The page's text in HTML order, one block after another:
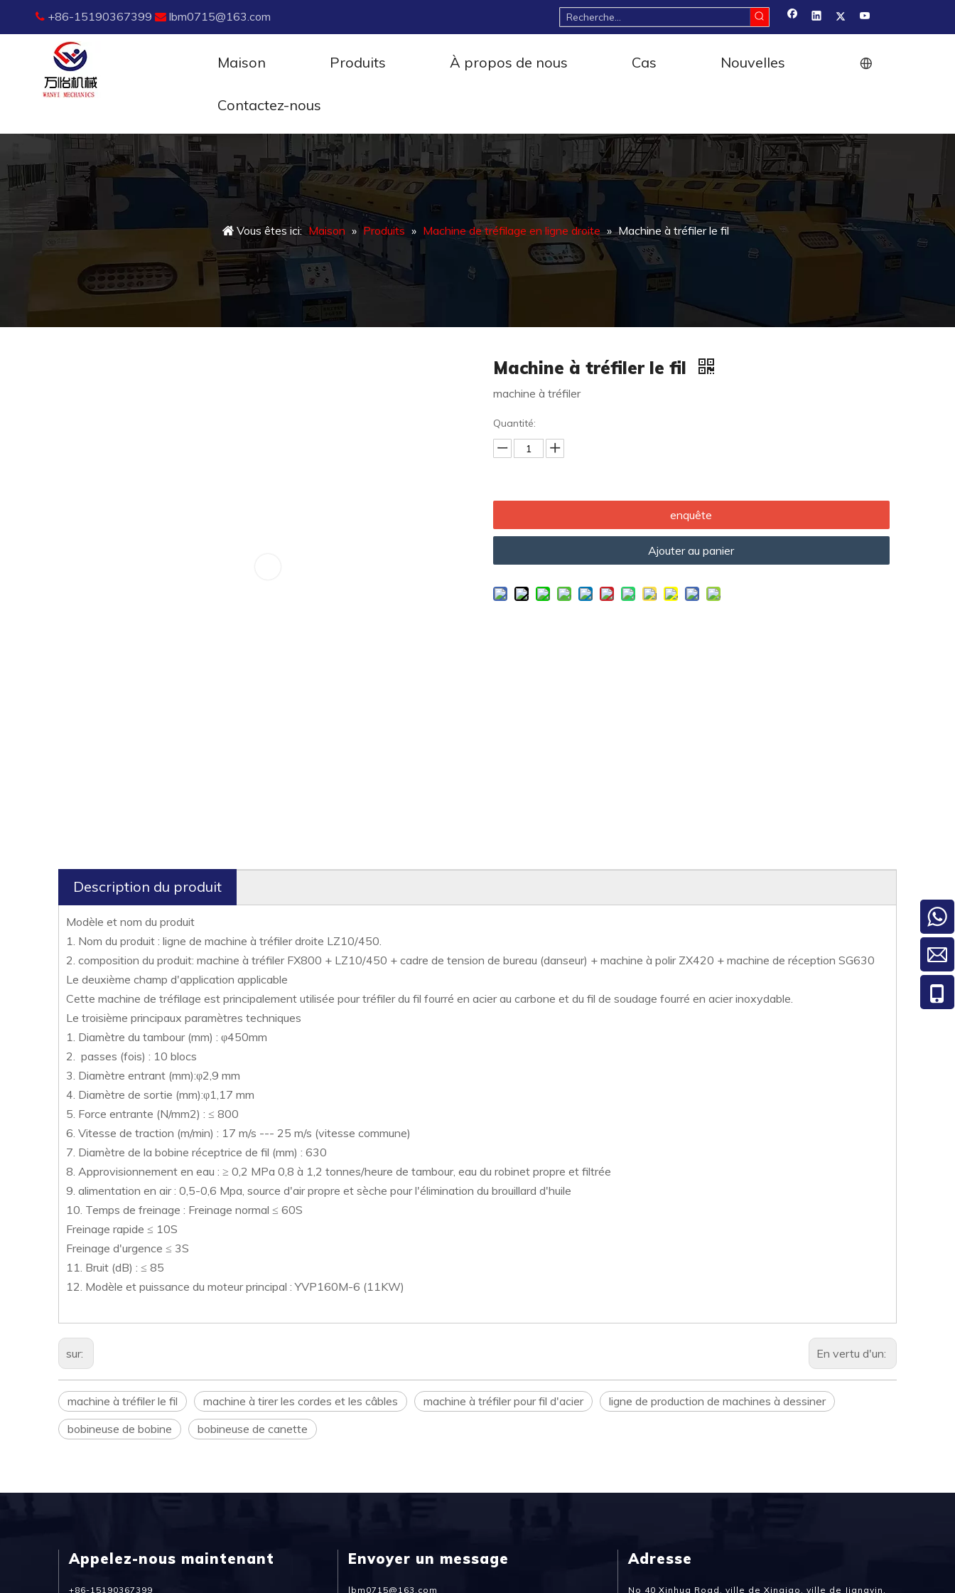
 +86-15190367399  lbm0715@163.com
Maison Produits À propos de nous Cas Nouvelles
Contactez-nous
Vous êtes ici: Maison » Produits » Machine de tréfilage en ligne droite » Machine à tréfiler le fil
Machine à tréfiler le fil
machine à tréfiler
Quantité:
enquête
Ajouter au panier
Description du produit
Modèle et nom du produit
1. Nom du produit : ligne de machine à tréfiler droite LZ10/450.
2. composition du produit: machine à tréfiler FX800 + LZ10/450 + cadre de tension de bureau (danseur) + machine à polir ZX420 + machine de réception SG630
Le deuxième champ d'application applicable
Cette machine de tréfilage est principalement utilisée pour tréfiler du fil fourré en acier au carbone et du fil de soudage fourré en acier inoxydable.
Le troisième principaux paramètres techniques
1. Diamètre du tambour (mm) : φ450mm
2. passes (fois) : 10 blocs
3. Diamètre entrant (mm):φ2,9 mm
4. Diamètre de sortie (mm):φ1,17 mm
5. Force entrante (N/mm2) : ≤ 800
6. Vitesse de traction (m/min) : 17 m/s --- 25 m/s (vitesse commune)
7. Diamètre de la bobine réceptrice de fil (mm) : 630
8. Approvisionnement en eau : ≥ 0,2 MPa 0,8 à 1,2 tonnes/heure de tambour, eau du robinet propre et filtrée
9. alimentation en air : 0,5-0,6 Mpa, source d'air propre et sèche pour l'élimination du brouillard d'huile
10. Temps de freinage : Freinage normal ≤ 60S
Freinage rapide ≤ 10S
Freinage d'urgence ≤ 3S
11. Bruit (dB) : ≤ 85
12. Modèle et puissance du moteur principal : YVP160M-6 (11KW)
sur: En vertu d'un:
machine à tréfiler le fil machine à tirer les cordes et les câbles machine à tréfiler pour fil d'acier
ligne de production de machines à dessiner
bobineuse de bobine
bobineuse de canette
Appelez-nous maintenant
+86-15190367399
Envoyer un message
lbm0715@163.com
Adresse
No 40 Xinhua Road, ville de Xinqiao, ville de Jiangyin,